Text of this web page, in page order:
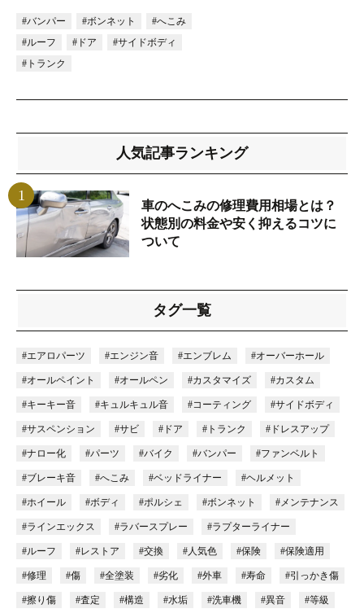
#バンパー #ボンネット
#へこみ
#ルーフ
#ドア
#サイドボディ
#トランク
人気記事ランキング
1
車のへこみの修理費用相場とは？
状態別の料金や安く抑えるコツに
ついて
タグ一覧
#エアロパーツ #エンジン音 #エンブレム #オーバーホール
#オールペイント #オールペン #カスタマイズ #カスタム
#キーキー音 #キュルキュル音 #コーティング #サイドボディ
#サスペンション #サビ #ドア #トランク #ドレスアップ
#ナロー化 #パーツ #バイク #バンパー #ファンベルト
#ブレーキ音 #へこみ #ベッドライナー #ヘルメット
#ホイール #ボディ #ポルシェ #ボンネット #メンテナンス
#ラインエックス #ラバースプレー #ラプターライナー
#ルーフ #レストア #交換 #人気色 #保険 #保険適用
#修理 #傷 #全塗装 #劣化 #外車 #寿命 #引っかき傷
#擦り傷 #査定 #構造 #水垢 #洗車機 #異音 #等級